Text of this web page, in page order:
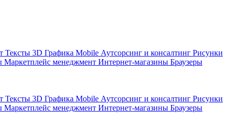
Тексты 3D Графика Mobile Аутсорсинг и консалтинг Рисунки
Маркетплейс менеджмент Интернет-магазины Браузеры
Тексты 3D Графика Mobile Аутсорсинг и консалтинг Рисунки
Маркетплейс менеджмент Интернет-магазины Браузеры